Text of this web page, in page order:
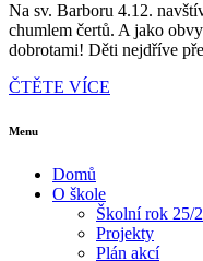
Na sv. Barboru 4.12.
chumlem čertů. A jako
dobrotami! Děti nejdříve
ČTĚTE VÍCE
Menu
Domů
O škole
Školní rok 25/
Projekty
Plán akcí